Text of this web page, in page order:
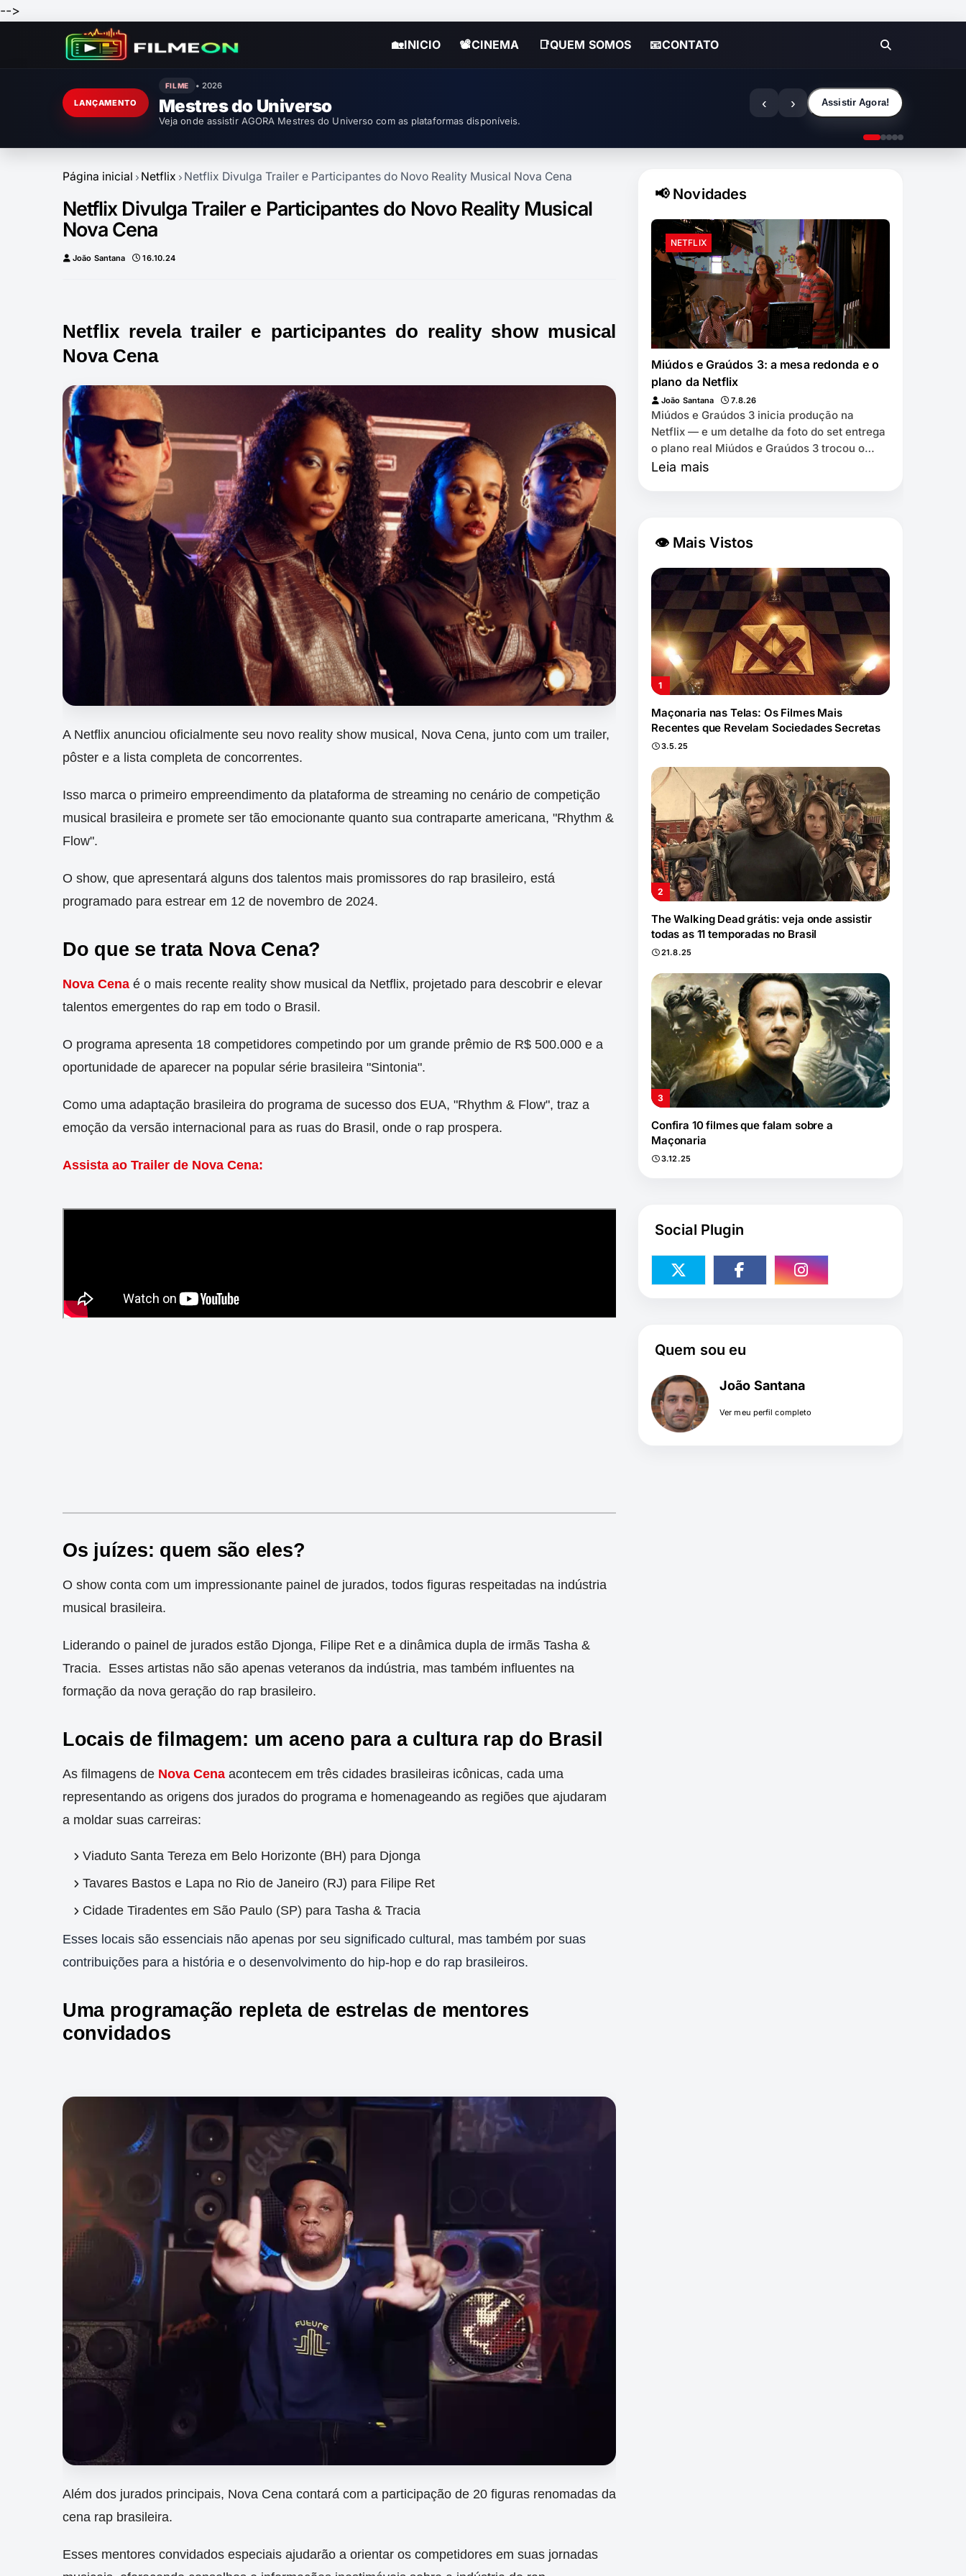
-->
🏡INICIO 📽CINEMA 📑QUEM SOMOS 📧CONTATO
LANÇAMENTO
FILME • 2026
Mestres do Universo
Veja onde assistir AGORA Mestres do Universo com as plataformas disponíveis.
‹ › Assistir Agora!
Página inicial Netflix Netflix Divulga Trailer e Participantes do Novo Reality Musical Nova Cena
Netflix Divulga Trailer e Participantes do Novo Reality Musical
Nova Cena
João Santana 16.10.24
Netflix revela trailer e participantes do reality show musical
Nova Cena
A Netflix anunciou oficialmente seu novo reality show musical, Nova Cena, junto com um trailer,
pôster e a lista completa de concorrentes.
Isso marca o primeiro empreendimento da plataforma de streaming no cenário de competição
musical brasileira e promete ser tão emocionante quanto sua contraparte americana, "Rhythm &
Flow".
O show, que apresentará alguns dos talentos mais promissores do rap brasileiro, está
programado para estrear em 12 de novembro de 2024.
Do que se trata Nova Cena?
Nova Cena é o mais recente reality show musical da Netflix, projetado para descobrir e elevar
talentos emergentes do rap em todo o Brasil.
O programa apresenta 18 competidores competindo por um grande prêmio de R$ 500.000 e a
oportunidade de aparecer na popular série brasileira "Sintonia".
Como uma adaptação brasileira do programa de sucesso dos EUA, "Rhythm & Flow", traz a
emoção da versão internacional para as ruas do Brasil, onde o rap prospera.
Assista ao Trailer de Nova Cena:
Os juízes: quem são eles?
O show conta com um impressionante painel de jurados, todos figuras respeitadas na indústria
musical brasileira.
Liderando o painel de jurados estão Djonga, Filipe Ret e a dinâmica dupla de irmãs Tasha &
Tracia. Esses artistas não são apenas veteranos da indústria, mas também influentes na
formação da nova geração do rap brasileiro.
Locais de filmagem: um aceno para a cultura rap do Brasil
As filmagens de Nova Cena acontecem em três cidades brasileiras icônicas, cada uma
representando as origens dos jurados do programa e homenageando as regiões que ajudaram
a moldar suas carreiras:
Viaduto Santa Tereza em Belo Horizonte (BH) para Djonga
Tavares Bastos e Lapa no Rio de Janeiro (RJ) para Filipe Ret
Cidade Tiradentes em São Paulo (SP) para Tasha & Tracia
Esses locais são essenciais não apenas por seu significado cultural, mas também por suas
contribuições para a história e o desenvolvimento do hip-hop e do rap brasileiros.
Uma programação repleta de estrelas de mentores
convidados
Além dos jurados principais, Nova Cena contará com a participação de 20 figuras renomadas da
cena rap brasileira.
Esses mentores convidados especiais ajudarão a orientar os competidores em suas jornadas
📢 Novidades
NETFLIX
Miúdos e Graúdos 3: a mesa redonda e o
plano da Netflix
João Santana 7.8.26
Miúdos e Graúdos 3 inicia produção na
Netflix — e um detalhe da foto do set entrega
o plano real Miúdos e Graúdos 3 trocou o
Leia mais
👁 Mais Vistos
Maçonaria nas Telas: Os Filmes Mais
Recentes que Revelam Sociedades Secretas
3.5.25
The Walking Dead grátis: veja onde assistir
todas as 11 temporadas no Brasil
21.8.25
Confira 10 filmes que falam sobre a
Maçonaria
3.12.25
Social Plugin
Quem sou eu
João Santana
Ver meu perfil completo